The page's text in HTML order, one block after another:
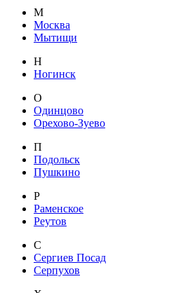
М
Москва
Мытищи
Н
Ногинск
О
Одинцово
Орехово-Зуево
П
Подольск
Пушкино
Р
Раменское
Реутов
С
Сергиев Посад
Серпухов